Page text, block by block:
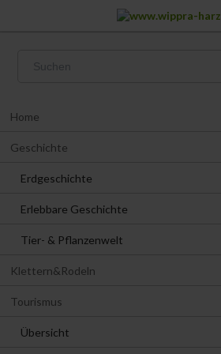
überspringen
Home
Geschichte
Erdgeschichte
Erlebbare Geschichte
Tier- & Pflanzenwelt
Klettern&Rodeln
Tourismus
Übersicht